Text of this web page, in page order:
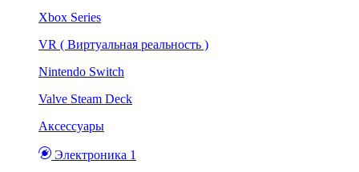
Xbox Series
VR ( Виртуальная реальность )
Nintendo Switch
Valve Steam Deck
Аксессуары
Электроника 1